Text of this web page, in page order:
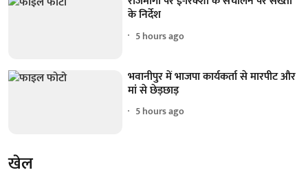
के निर्देश
5 hours ago
भवानीपुर में भाजपा कार्यकर्ता से मारपीट और
मां से छेड़छाड़
5 hours ago
खेल